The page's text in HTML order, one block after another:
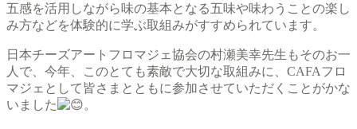
五感を活用しながら味の基本となる五味や味わうことの楽し
み方などを体験的に学ぶ取組みがすすめられています。
日本チーズアートフロマジェ協会の村瀬美幸先生もそのお一
人で、今年、このとても素敵で大切な取組みに、CAFAフロ
マジェとして皆さまとともに参加させていただくことがかな
いました
。